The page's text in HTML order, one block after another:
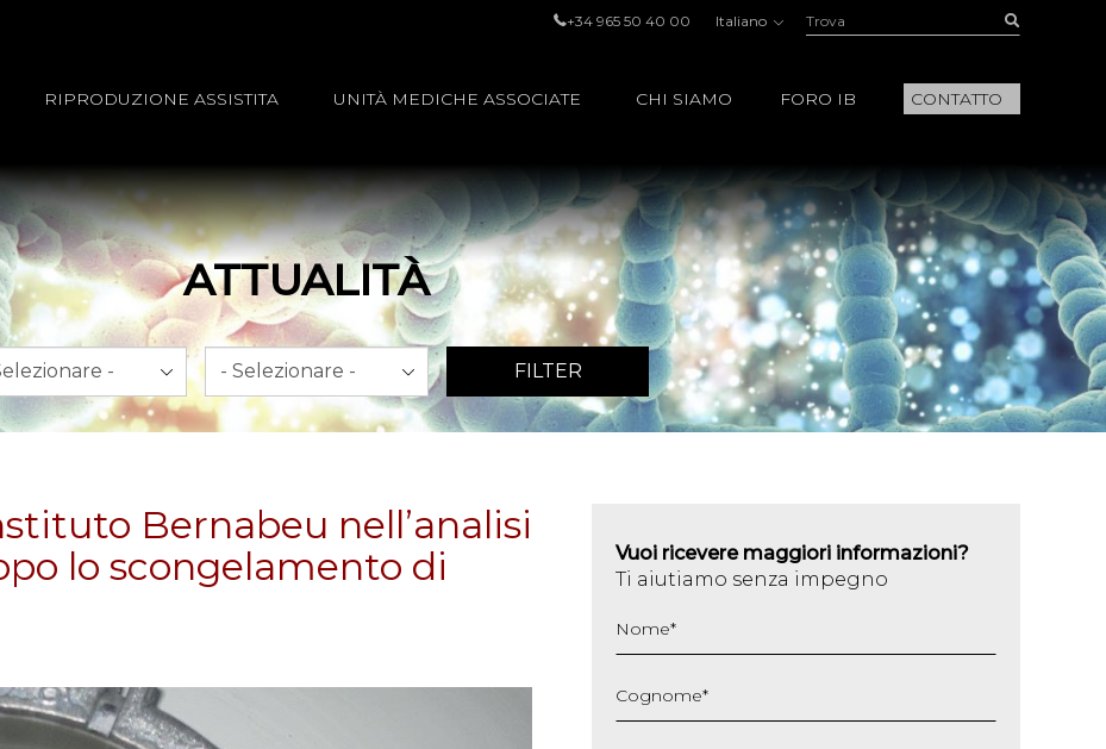
+34 965 50 40 00 Italiano Trova:
RIPRODUZIONE ASSISTITA UNITÀ MEDICHE ASSOCIATE CHI SIAMO FORO IB CONTATTO
ATTUALITÀ
Anno
FILTER
Bernabeu nell’analisi
lo scongelamento di
Vuoi ricevere maggiori informazioni?
Ti aiutiamo senza impegno
Nome*
Cognome*